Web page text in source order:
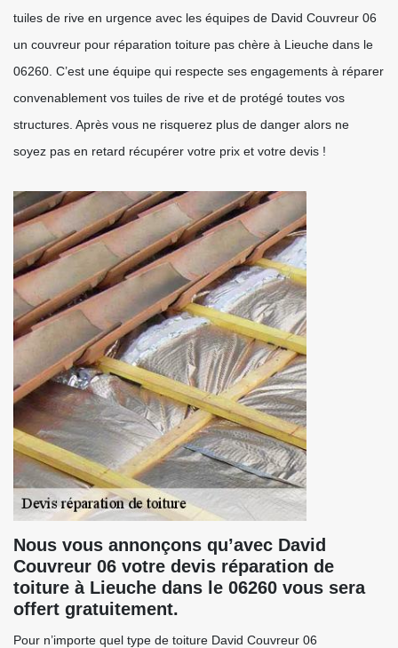
tuiles de rive en urgence avec les équipes de David Couvreur 06
un couvreur pour réparation toiture pas chère à Lieuche dans le
06260. C’est une équipe qui respecte ses engagements à réparer
convenablement vos tuiles de rive et de protégé toutes vos
structures. Après vous ne risquerez plus de danger alors ne
soyez pas en retard récupérer votre prix et votre devis !
Nous vous annonçons qu’avec David
Couvreur 06 votre devis réparation de
toiture à Lieuche dans le 06260 vous sera
offert gratuitement.
Pour n’importe quel type de toiture David Couvreur 06